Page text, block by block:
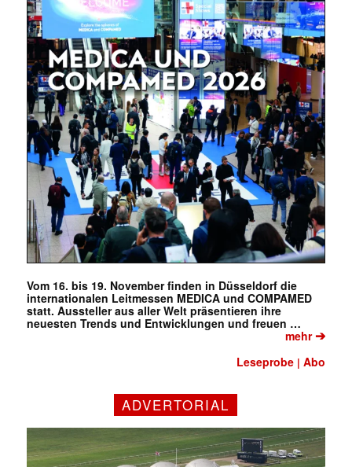
Vom 16. bis 19. November finden in Düsseldorf die
internationalen Leitmessen MEDICA und COMPAMED
statt. Aussteller aus aller Welt präsentieren ihre
neuesten Trends und Entwicklungen und freuen …
mehr➔
Leseprobe |Abo
ADVERTORIAL